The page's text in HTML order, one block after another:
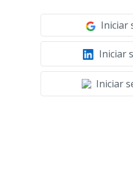
Iniciar
Iniciar
Iniciar